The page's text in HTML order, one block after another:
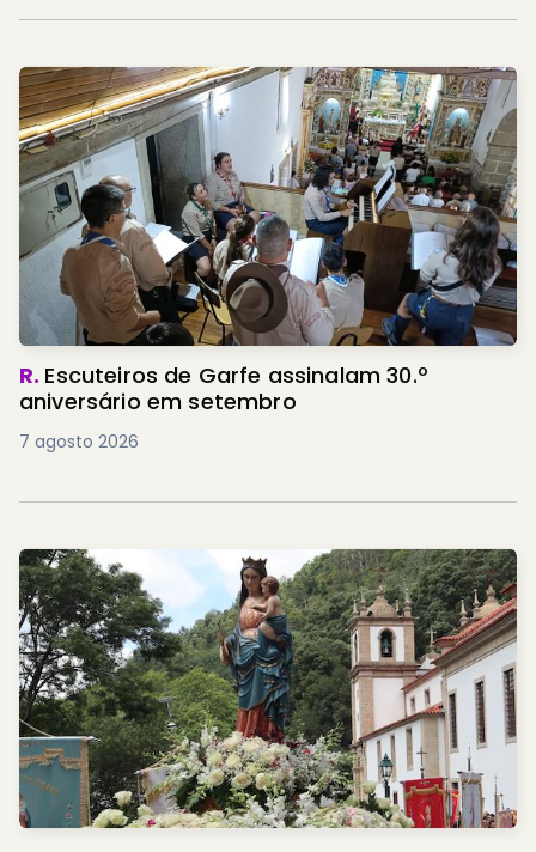
R. Escuteiros de Garfe assinalam 30.º
aniversário em setembro
7 agosto 2026